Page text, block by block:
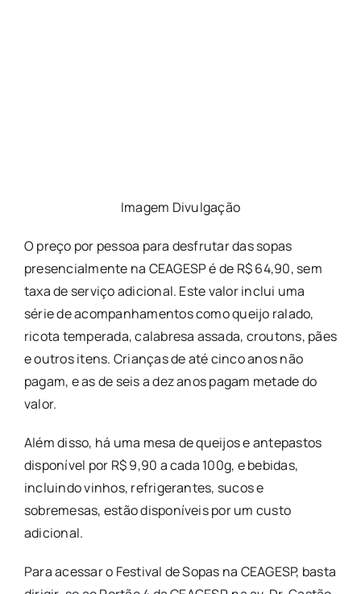
Imagem Divulgação
O preço por pessoa para desfrutar das sopas
presencialmente na CEAGESP é de R$ 64,90, sem
taxa de serviço adicional. Este valor inclui uma
série de acompanhamentos como queijo ralado,
ricota temperada, calabresa assada, croutons, pães
e outros itens. Crianças de até cinco anos não
pagam, e as de seis a dez anos pagam metade do
valor.
Além disso, há uma mesa de queijos e antepastos
disponível por R$ 9,90 a cada 100g, e bebidas,
incluindo vinhos, refrigerantes, sucos e
sobremesas, estão disponíveis por um custo
adicional.
Para acessar o Festival de Sopas na CEAGESP, basta